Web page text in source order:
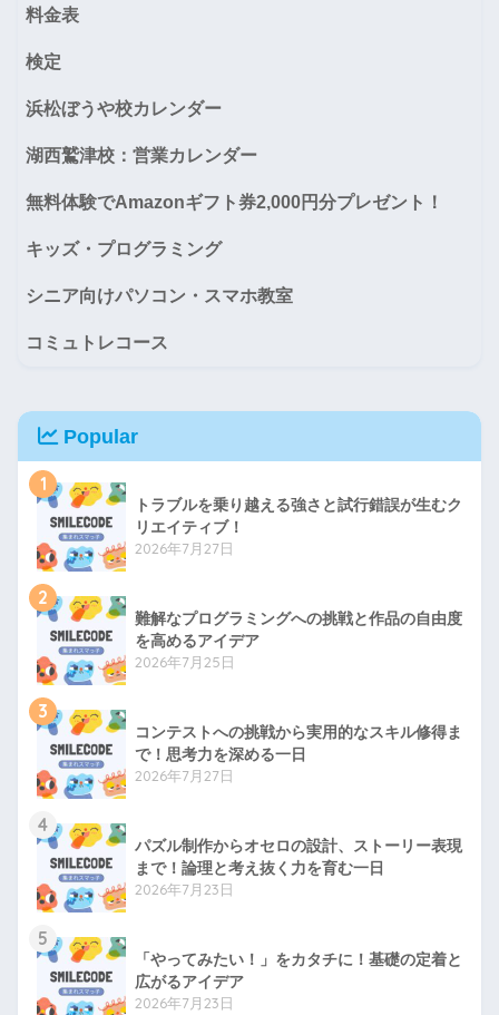
料金表
検定
浜松ぼうや校カレンダー
湖西鷲津校：営業カレンダー
無料体験でAmazonギフト券2,000円分プレゼント！
キッズ・プログラミング
シニア向けパソコン・スマホ教室
コミュトレコース
Popular
1
トラブルを乗り越える強さと試行錯誤が生むク
リエイティブ！
2026年7月27日
2
難解なプログラミングへの挑戦と作品の自由度
を高めるアイデア
2026年7月25日
3
コンテストへの挑戦から実用的なスキル修得ま
で！思考力を深める一日
2026年7月27日
4
パズル制作からオセロの設計、ストーリー表現
まで！論理と考え抜く力を育む一日
2026年7月23日
5
「やってみたい！」をカタチに！基礎の定着と
広がるアイデア
2026年7月23日